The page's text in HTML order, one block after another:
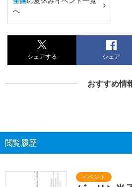
へ
シェアする シェア
おすすめ情
閲覧履歴